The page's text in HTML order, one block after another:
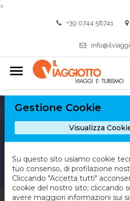
>
+39 0744 58741